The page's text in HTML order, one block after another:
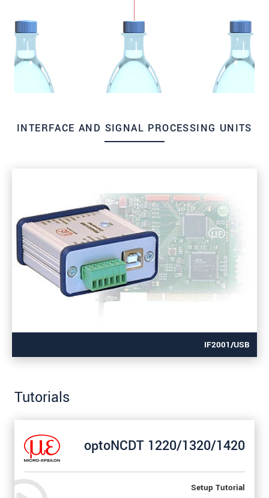
INTERFACE AND SIGNAL PROCESSING UNITS
IF2001/USB
Tutorials
optoNCDT 1220/1320/1420
Setup Tutorial